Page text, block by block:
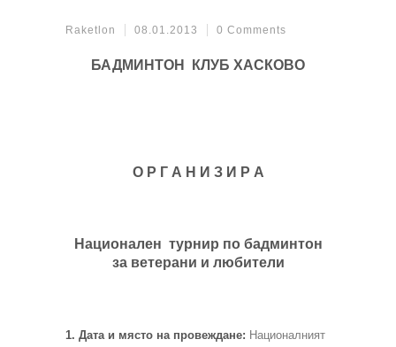
Raketlon 08.01.2013 0 Comments
БАДМИНТОН КЛУБ ХАСКОВО
О Р Г А Н И З И Р А
Национален турнир по бадминтон
за ветерани и любители
1. Дата и място на провеждане: Националният